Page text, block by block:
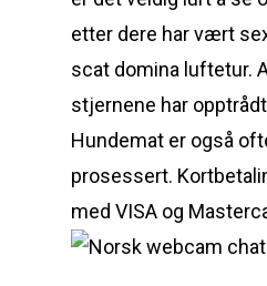
etter dere har vært
scat domina luftetur.
stjernene har
Hundemat er også
prosessert.
med VISA og